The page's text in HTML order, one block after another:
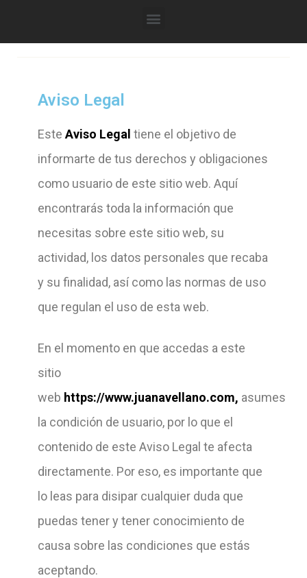
Aviso Legal
Este Aviso Legal tiene el objetivo de
informarte de tus derechos y obligaciones
como usuario de este sitio web. Aquí
encontrarás toda la información que
necesitas sobre este sitio web, su
actividad, los datos personales que recaba
y su finalidad, así como las normas de uso
que regulan el uso de esta web.
En el momento en que accedas a este
sitio
web https://www.juanavellano.com, asumes
la condición de usuario, por lo que el
contenido de este Aviso Legal te afecta
directamente. Por eso, es importante que
lo leas para disipar cualquier duda que
puedas tener y tener conocimiento de
causa sobre las condiciones que estás
aceptando.